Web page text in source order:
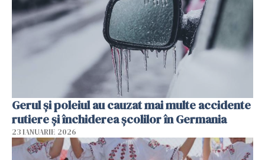
Gerul şi poleiul au cauzat mai multe accidente
rutiere şi închiderea şcolilor în Germania
23 IANUARIE 2026